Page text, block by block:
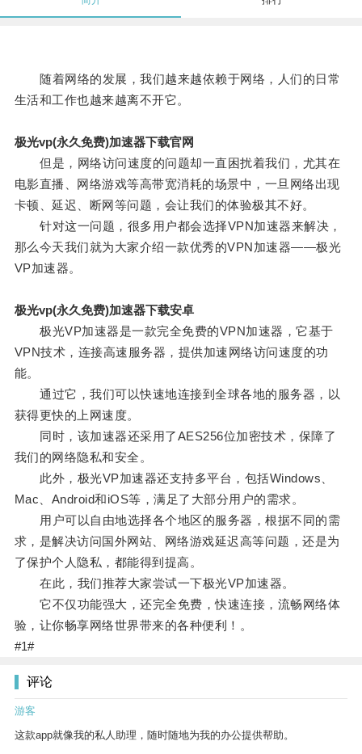
随着网络的发展，我们越来越依赖于网络，人们的日常
生活和工作也越来越离不开它。
极光vp(永久免费)加速器下载官网
但是，网络访问速度的问题却一直困扰着我们，尤其在
电影直播、网络游戏等高带宽消耗的场景中，一旦网络出现
卡顿、延迟、断网等问题，会让我们的体验极其不好。
针对这一问题，很多用户都会选择VPN加速器来解决，
那么今天我们就为大家介绍一款优秀的VPN加速器——极光
VP加速器。
极光vp(永久免费)加速器下载安卓
极光VP加速器是一款完全免费的VPN加速器，它基于
VPN技术，连接高速服务器，提供加速网络访问速度的功
能。
通过它，我们可以快速地连接到全球各地的服务器，以
获得更快的上网速度。
同时，该加速器还采用了AES256位加密技术，保障了
我们的网络隐私和安全。
此外，极光VP加速器还支持多平台，包括Windows、
Mac、Android和iOS等，满足了大部分用户的需求。
用户可以自由地选择各个地区的服务器，根据不同的需
求，是解决访问国外网站、网络游戏延迟高等问题，还是为
了保护个人隐私，都能得到提高。
在此，我们推荐大家尝试一下极光VP加速器。
它不仅功能强大，还完全免费，快速连接，流畅网络体
验，让你畅享网络世界带来的各种便利！。
#1#
评论
游客
这款app就像我的私人助理，随时随地为我的办公提供帮助。